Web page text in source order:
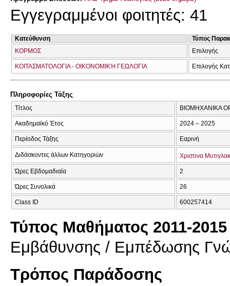
Εγγεγραμμένοι φοιτητές: 41
Κατεύθυνση
Τύπος
ΚΟΡΜΟΣ
Επιλογής
ΚΟΙΤΑΣΜΑΤΟΛΟΓΙΑ - ΟΙΚΟΝΟΜΙΚΉ ΓΕΩΛΟΓΙΑ Επιλογής
Πληροφορίες Τάξης
Τίτλος ΒΙΟΜΗΧΑΝΙΚΑ
Ακαδημαϊκό Έτος 2024 – 2025
Περίοδος Τάξης Εαρινή
Διδάσκοντες άλλων Κατηγοριών Χριστινα
Ώρες Εβδομαδιαία 2
Ώρες Συνολικά 26
Class ID 600257414
Τύπος Μαθήματος 2011-2015
Εμβάθυνσης / Εμπέδωσης
Τρόπος Παράδοσης